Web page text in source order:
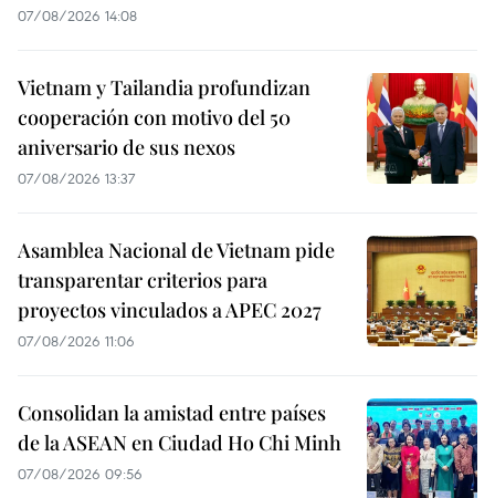
07/08/2026 14:08
Vietnam y Tailandia profundizan
cooperación con motivo del 50
aniversario de sus nexos
07/08/2026 13:37
Asamblea Nacional de Vietnam pide
transparentar criterios para
proyectos vinculados a APEC 2027
07/08/2026 11:06
Consolidan la amistad entre países
de la ASEAN en Ciudad Ho Chi Minh
07/08/2026 09:56